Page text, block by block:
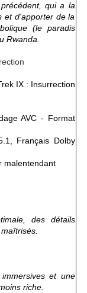
qui a la
et d'apporter de la
(le paradis
Rwanda.
AVC - Format
Français Dolby
malentendant
des détails
et une
riche.